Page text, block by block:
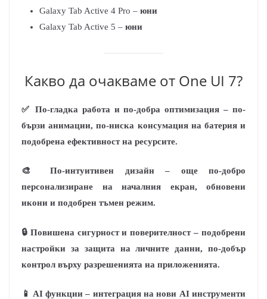
Galaxy Tab Active 4 Pro – юни
Galaxy Tab Active 5 – юни
Какво да очакваме от One UI 7?
✅ По-гладка работа и по-добра оптимизация – по-
бързи анимации, по-ниска консумация на батерия и
подобрена ефективност на ресурсите.
🎨 По-интуитивен дизайн – още по-добро
персонализиране на началния екран, обновени
икони и подобрен тъмен режим.
🔒 Повишена сигурност и поверителност – подобрени
настройки за защита на личните данни, по-добър
контрол върху разрешенията на приложенията.
📱 AI функции – интеграция на нови AI инструменти